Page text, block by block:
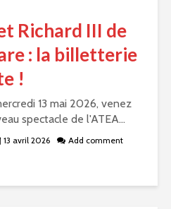
Richard III de
: la billetterie
!
13 mai 2026, venez
spectacle de l'ATEA...
13 avril 2026
Add comment